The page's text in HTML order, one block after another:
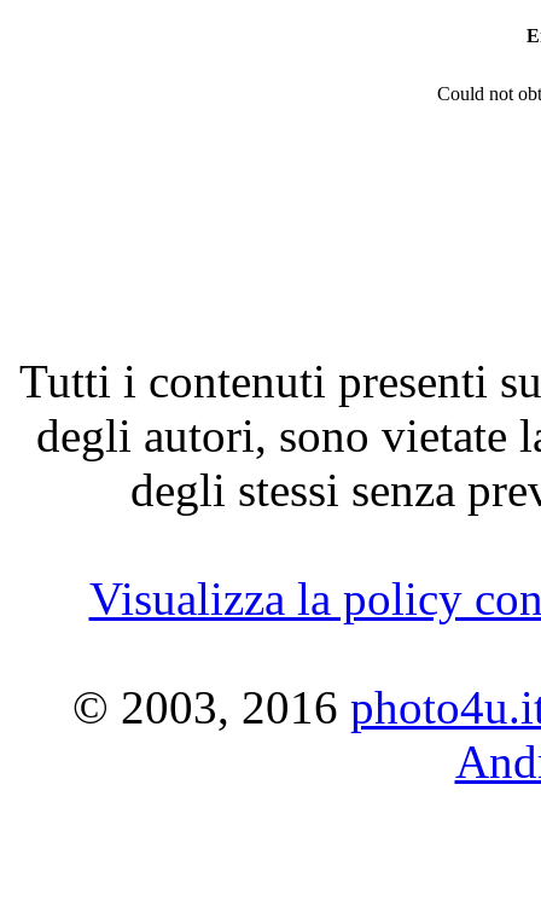
Could not
Tutti i contenuti presenti
degli autori, sono vietate
degli stessi senza
Visualizza la policy
© 2003, 2016